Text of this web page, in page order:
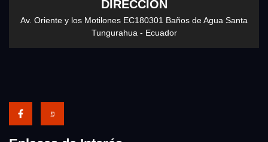
DIRECCIÓN
Av. Oriente y los Motilones EC180301 Baños de Agua Santa
Tungurahua - Ecuador